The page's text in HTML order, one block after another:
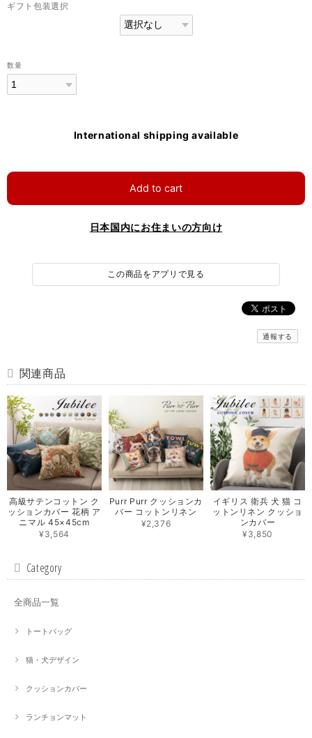
ギフト包装選択
数量
International shipping available
Add to cart
日本国内にお住まいの方向け
この商品をアプリで見る
通報する
関連商品
高級サテンコットン ク
ッションカバー 花柄 ア
ニマル 45×45cm
¥3,564
Purr Purr クッションカ
バー コットンリネン
¥2,376
イギリス 衛兵 犬 猫 コ
ットンリネン クッショ
ンカバー
¥3,850
Category
全商品一覧
トートバッグ
猫・犬デザイン
クッションカバー
ランチョンマット